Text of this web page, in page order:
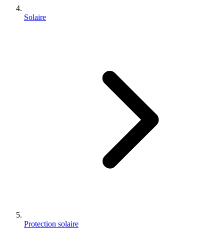
Solaire
Protection solaire